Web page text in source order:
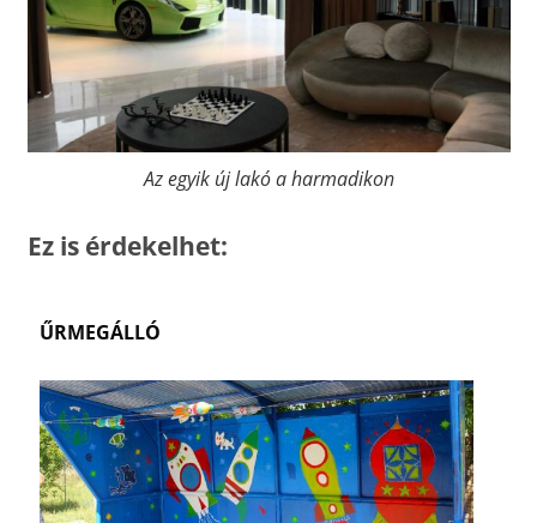
Az egyik új lakó a harmadikon
Ez is érdekelhet:
ŰRMEGÁLLÓ